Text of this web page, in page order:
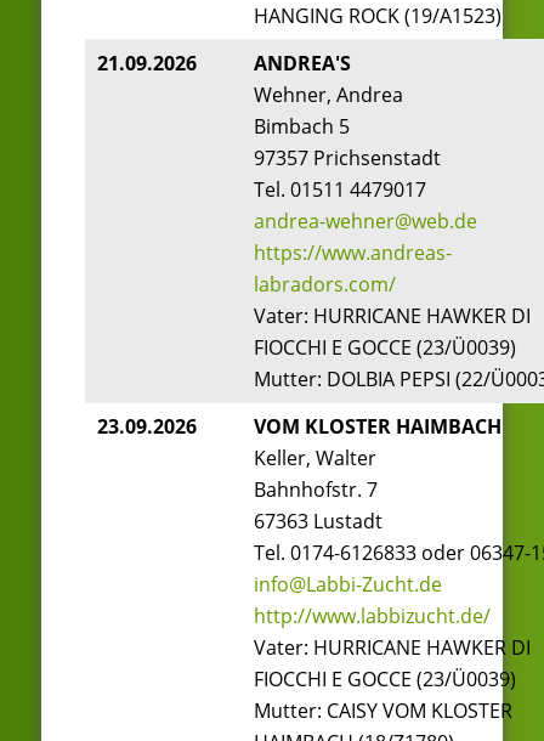
HANGING ROCK (19/A1523)
21.09.2026
ANDREA'S
Wehner, Andrea
Bimbach 5
97357 Prichsenstadt
Tel. 01511 4479017
andrea-wehner@web.de
https://www.andreas-
labradors.com/
Vater: HURRICANE HAWKER DI
FIOCCHI E GOCCE (23/Ü0039)
Mutter: DOLBIA PEPSI (22/
23.09.2026
VOM KLOSTER HAIMBACH
Keller, Walter
Bahnhofstr. 7
67363 Lustadt
Tel. 0174-6126833 oder 06347-
info@Labbi-Zucht.de
http://www.labbizucht.de/
Vater: HURRICANE HAWKER DI
FIOCCHI E GOCCE (23/Ü0039)
Mutter: CAISY VOM KLOSTER